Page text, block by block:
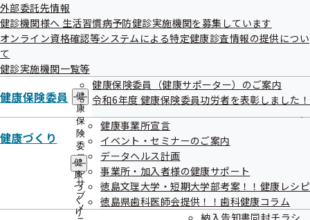
せ
・
届
一
覧
の
サ
メ
ュ
ー
保
健
ご
案
内
ニ
ュ
ー
外部委託先情報
健診機関様へ 生活習慣病予防健診実施機関を募集しています
オンライン資格確認等システムによる特定健康診査情報の提供につい
て
健診実施機関一覧等
健康保険委員
健
康
保
険
委
員
の
サ
ブ
メ
健康保険委員（健康サポーター）のご案内
令和6年度 健康保険委員功労者を表彰しました！
健康づくり
健
康
づ
く
り
健康事業所宣言
イベント・セミナーのご案内
データヘルス計画
事業所・加入者様の健康サポート
徳島文理大学・短期大学部考案！！健康レシピ
徳島県歯科医師会提供！！歯科健康コラム
納入告知書同封チラシ
終了分
一般競争入札
調達件名
令和 8 年度生活習慣病予防健診等及び特
定健診の年次案内封入封緘・発送等業務
委託 一式